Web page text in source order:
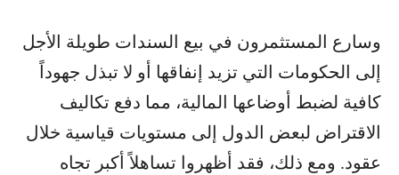
وسارع المستثمرون في بيع السندات طويلة الأجل
إلى الحكومات التي تزيد إنفاقها أو لا تبذل جهوداً
كافية لضبط أوضاعها المالية، مما دفع تكاليف
الاقتراض لبعض الدول إلى مستويات قياسية خلال
عقود. ومع ذلك، فقد أظهروا تساهلاً أكبر تجاه